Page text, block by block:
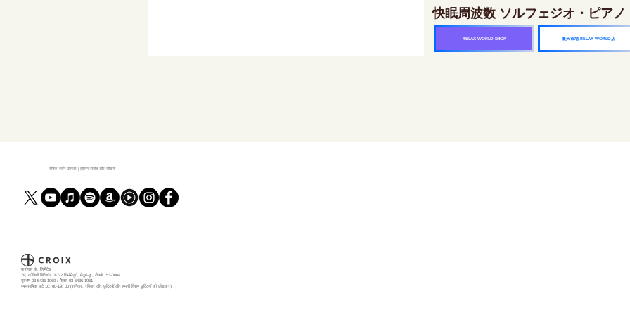
快眠周波数 ソルフェジオ・ピア
RELAX WORLD SHOP 楽天市場 RELAX WORLD店
दैनिक ध्वनि उपचार | हीलिंग संगीत और वीडियो
क्रोक्स कं, लिमिटेड
7F, कोनिशी बिल्डिंग, 3-7-2 शिमोमेगुरो, मेगुरो-कू, टोक्यो 153-0064
दूरभाष 03-5436-1960 / फैक्स 03-5436-1961
व्यावसायिक घंटे 10: 00-19: 00 (शनिवार, रविवार और छुट्टियों और हमारी विशेष छुट्टियों को छोड़कर)